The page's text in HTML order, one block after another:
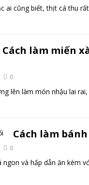
ai cũng biết, thịt cá thu
Cách làm miến
0
lên làm món nhậu lai
Cách làm
0
ngon và hấp dẫn ăn kèm